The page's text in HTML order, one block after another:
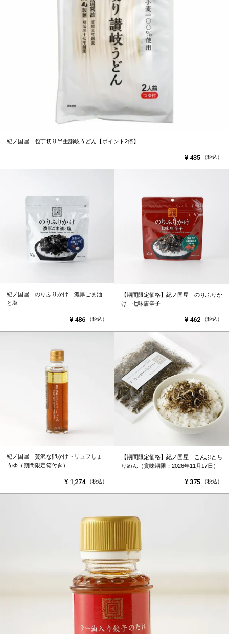
紀ノ国屋 包丁切り半生讃岐うどん【ポイント2倍】
¥ 435 （税込）
紀ノ国屋 のりふりかけ 濃厚ごま油
と塩
¥ 486 （税込）
【期間限定価格】紀ノ国屋 のりふりか
け 七味唐辛子
¥ 462 （税込）
紀ノ国屋 贅沢な卵かけトリュフしょ
うゆ（期間限定箱付き）
¥ 1,274 （税込）
【期間限定価格】紀ノ国屋 こんぶとち
りめん（賞味期限：2026年11月17日）
¥ 375 （税込）